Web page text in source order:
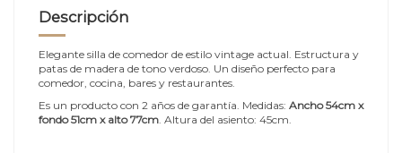
Descripción
Elegante silla de comedor de estilo vintage actual. Estructura y
patas de madera de tono verdoso. Un diseño perfecto para
comedor, cocina, bares y restaurantes.
Es un producto con 2 años de garantía. Medidas: Ancho 54cm x
fondo 51cm x alto 77cm. Altura del asiento: 45cm.